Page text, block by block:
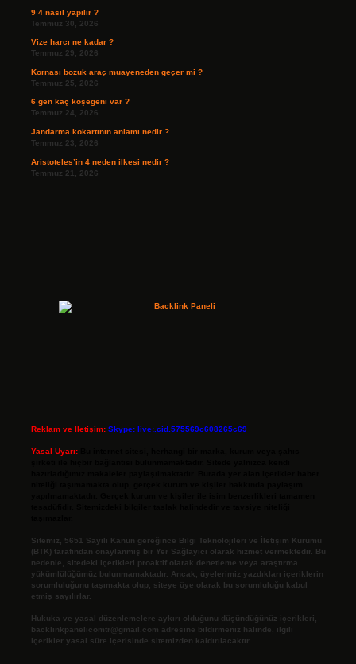
9 4 nasıl yapılır ?
Temmuz 30, 2026
Vize harcı ne kadar ?
Temmuz 29, 2026
Kornası bozuk araç muayeneden geçer mi ?
Temmuz 25, 2026
6 gen kaç köşegeni var ?
Temmuz 24, 2026
Jandarma kokartının anlamı nedir ?
Temmuz 23, 2026
Aristoteles’in 4 neden ilkesi nedir ?
Temmuz 21, 2026
Reklam ve İletişim: Skype: live:.cid.575569c608265c69
Yasal Uyarı:
Sitemiz, 5651 Sayılı Kanun gereğince Bilgi Teknolojileri ve İletişim Kurumu
(BTK) tarafından onaylanmış bir Yer Sağlayıcı olarak hizmet vermektedir. Bu
nedenle, sitedeki içerikleri proaktif olarak denetleme veya araştırma
yükümlülüğümüz bulunmamaktadır. Ancak, üyelerimiz yazdıkları içeriklerin
sorumluluğunu taşımakta olup, siteye üye olarak bu sorumluluğu kabul
etmiş sayılırlar.
Hukuka ve yasal düzenlemelere aykırı olduğunu düşündüğünüz içerikleri,
backlinkpanelicomtr@gmail.com adresine bildirmeniz halinde, ilgili
içerikler yasal süre içerisinde sitemizden kaldırılacaktır.